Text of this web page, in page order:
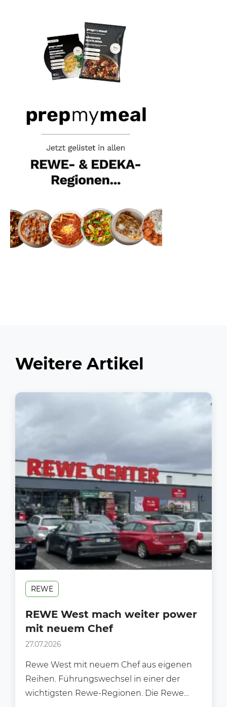
Weitere Artikel
REWE
REWE West mach weiter power
mit neuem Chef
27.07.2026
Rewe West mit neuem Chef aus eigenen
Reihen. Führungswechsel in einer der
wichtigsten Rewe-Regionen. Die Rewe